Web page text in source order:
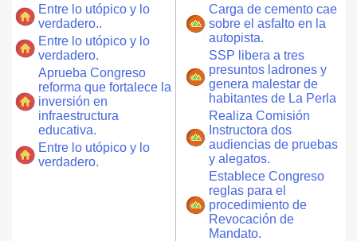
Entre lo utópico y lo
verdadero..
Entre lo utópico y lo
verdadero.
Aprueba Congreso
reforma que fortalece la
inversión en
infraestructura
educativa.
Entre lo utópico y lo
verdadero.
Carga de cemento cae
sobre el asfalto en la
autopista.
SSP libera a tres
presuntos ladrones y
genera malestar de
habitantes de La Perla
Realiza Comisión
Instructora dos
audiencias de pruebas
y alegatos.
Establece Congreso
reglas para el
procedimiento de
Revocación de
Mandato.